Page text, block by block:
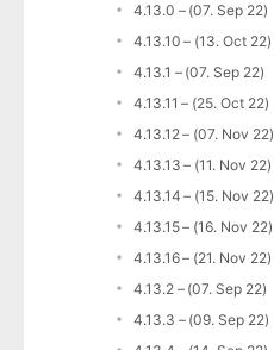
4.13.0 – (07. Sep 22)
4.13.10 – (13. Oct 22)
4.13.1 – (07. Sep 22)
4.13.11 – (25. Oct 22)
4.13.12 – (07. Nov 22)
4.13.13 – (11. Nov 22)
4.13.14 – (15. Nov 22)
4.13.15 – (16. Nov 22)
4.13.16 – (21. Nov 22)
4.13.2 – (07. Sep 22)
4.13.3 – (09. Sep 22)